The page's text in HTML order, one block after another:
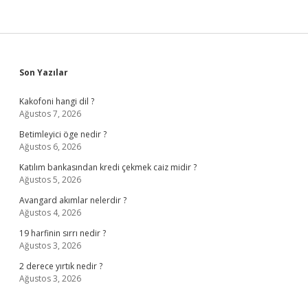
Sidebar
Son Yazılar
Kakofoni hangi dil ?
Ağustos 7, 2026
Betimleyici öge nedir ?
Ağustos 6, 2026
Katılım bankasından kredi çekmek caiz midir ?
Ağustos 5, 2026
Avangard akımlar nelerdir ?
Ağustos 4, 2026
19 harfinin sırrı nedir ?
Ağustos 3, 2026
2 derece yırtık nedir ?
Ağustos 3, 2026